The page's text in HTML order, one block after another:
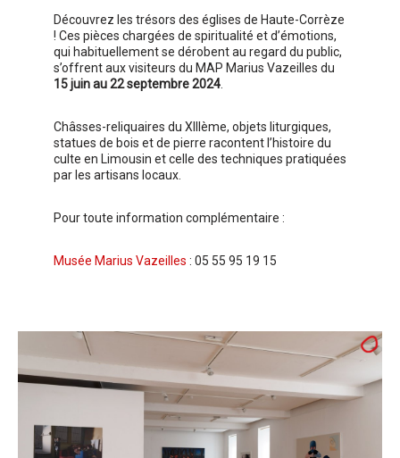
Découvrez les trésors des églises de Haute-Corrèze
! Ces pièces chargées de spiritualité et d’émotions,
qui habituellement se dérobent au regard du public,
s’offrent aux visiteurs du MAP Marius Vazeilles du
15 juin au 22 septembre 2024
Châsses-reliquaires du XIIIème, objets liturgiques,
statues de bois et de pierre racontent l’histoire du
culte en Limousin et celle des techniques pratiquées
par les artisans locaux.
Pour toute information complémentaire :
Musée Marius Vazeilles : 05 55 95 19 15